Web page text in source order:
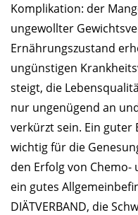
Komplikation: der
ungewollter
Ernährungszustand
ungünstigen
steigt, die
nur ungenügend an
verkürzt sein. Ein guter
wichtig für die
den Erfolg von
ein gutes
DIÄTVERBAND, die